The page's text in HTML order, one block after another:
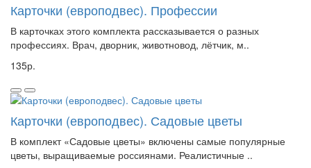
Карточки (европодвес). Профессии
В карточках этого комплекта рассказывается о разных
профессиях. Врач, дворник, животновод, лётчик, м..
135р.
Карточки (европодвес). Садовые цветы
В комплект «Садовые цветы» включены самые популярные
цветы, выращиваемые россиянами. Реалистичные ..